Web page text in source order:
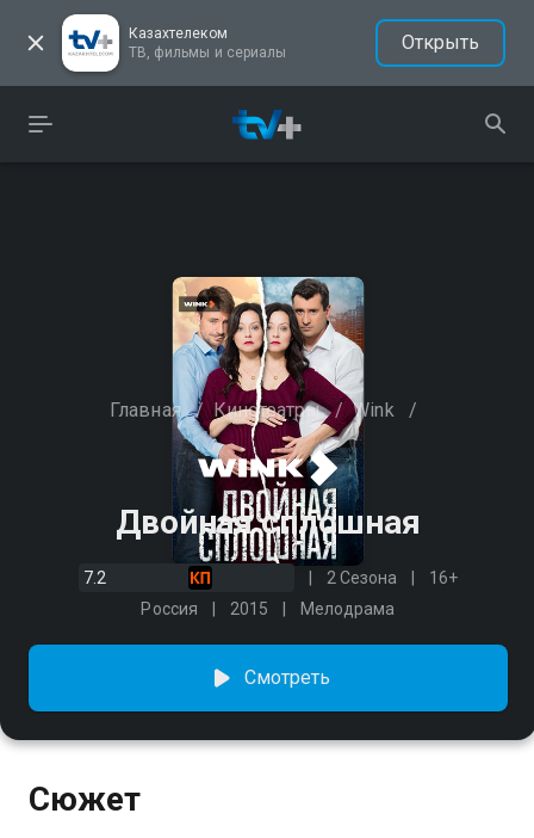
Казахтелеком
ТВ, фильмы и сериалы
Открыть
Главная / Кинотеатры / Wink /
Двойная сплошная
7.2 2 Сезона
16+
Россия
2015 Мелодрама
Смотреть
Сюжет